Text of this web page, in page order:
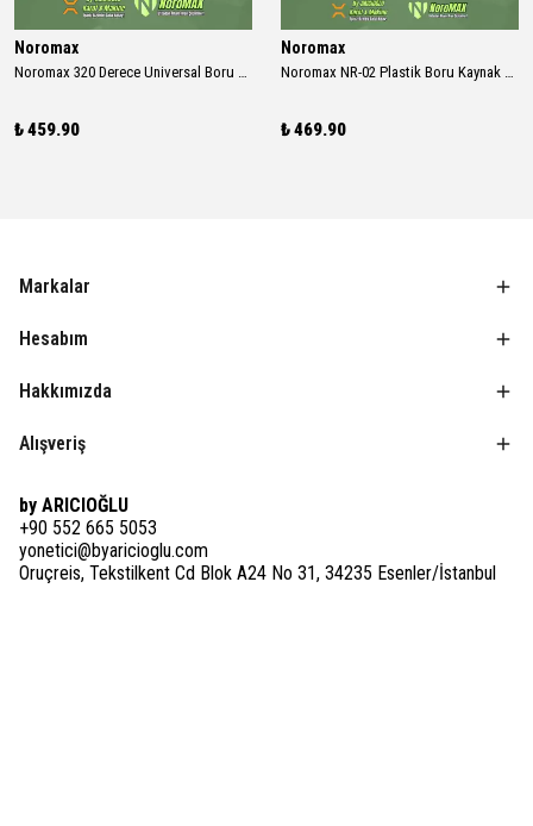
Noromax
Noromax 320 Derece Universal Boru Kaynak Makinası Termostat
₺ 459.90
Noromax
Noromax NR-02 Plastik Boru Kaynak Makinası 340 Derece Dijital Kart ( Termostat )
₺ 469.90
Markalar
Hesabım
Hakkımızda
Alışveriş
by ARICIOĞLU
+90 552 665 5053
yonetici@byaricioglu.com
Oruçreis, Tekstilkent Cd Blok A24 No 31, 34235 Esenler/İstanbul